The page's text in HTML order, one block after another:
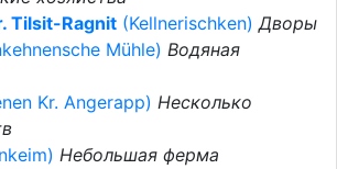
Tilsit-Ragnit (Kellnerischken)Дворы
Mühle) Водяная
Kr. Angerapp) Несколько
Небольшая ферма